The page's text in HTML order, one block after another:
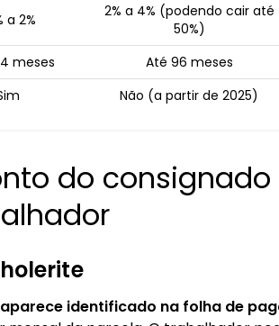
a 2%
2% a 4% (podendo cair até
50%)
meses Até 96 meses
Não (a partir de 2025)
do
identificado na folha de